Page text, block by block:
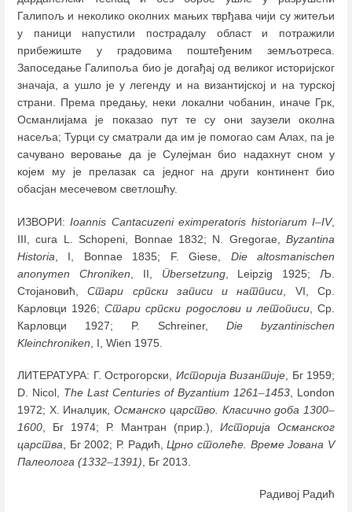
Галипољ и неколико околних мањих тврђава чији су житељи
у паници напустили пострадалу област и потражили
прибежиште у градовима поштеђеним земљотреса.
Запоседање Галипоља био је догађај од великог историјског
значаја, а ушло је у легенду и на византијској и на турској
страни. Према предању, неки локални чобанин, иначе Грк,
Османлијама је показао пут те су они заузели околна
насеља; Турци су сматрали да им је помогао сам Алах, па је
сачувано веровање да је Сулејман био надахнут сном у
којем му је прелазак са једног на други континент био
обасјан месечевом светлошћу.
ИЗВОРИ:Ioannis Cantacuzeni eximperatoris historiarum I–IV,
III, cura L. Schopeni, Bonnae 1832; N. Gregorae, Byzantina
Historia , I, Bonnae 1835; F. Giese, Die аltosmanischen
anonymen Chroniken , II, Übersetzung, Leipzig 1925; Љ.
Стојановић,Стари српски записи и натписи , VI, Ср.
Карловци 1926;Стари српски родослови и летописи, Ср.
Карловци 1927; P. Schreiner, Die byzantinischen
Kleinchroniken , I, Wien 1975.
ЛИТЕРАТУРА: Г. Острогорски, Историја Византије , Бг 1959;
D. Nicol, The Last Centuries of Byzantium 1261–1453 , London
1972; Х. Иналџик,Османско царство. Класично доба 1300–
1600 , Бг 1974; Р. Мантран (прир.), Историја Османског
царства , Бг 2002; Р. Радић,Црно столеће. Време Јована V
Палеолога (1332–1391) , Бг 2013.
Радивој Радић